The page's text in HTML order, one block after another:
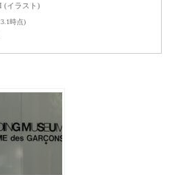
(イラスト)
時点)